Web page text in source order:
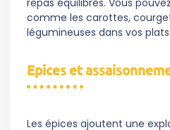
comme les carottes,
légumineuses dans vos
Epices et
Les épices ajoutent une